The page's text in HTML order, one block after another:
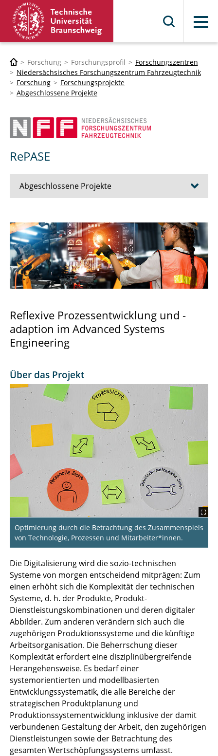
Menü
Forschung Forschungsprofil
Forschungszentren
Niedersächsisches Forschungszentrum Fahrzeugtechnik
Forschung
Forschungsprojekte
Abgeschlossene Projekte
RePASE
Abgeschlossene Projekte
AfiM
ALBUS
Anti-Trash
EIT Urban Mobile Charging
Entwicklung eines Langstrecken-Lkw mit
EAST-CITIES
HTIA Smart Mobility
HVBatCycle
Innovationsverbund autoMoVe
lautlos&einsatzbereit
LCT
LifeCycling²
LISA4CL
NEWBIE
Recycling 4.0
RePASE
Strategiedialog Automobilwirtschaft in
Niedersachsen
SUE
SynCoPark
THEWA
UrbanSmartPark
VanAssist
Reflexive Prozessentwicklung und -
adaption im Advanced Systems
Engineering
Über das Projekt
Optimierung durch die Betrachtung des Zusammenspiels
von Technologie, Prozessen und Mitarbeiter*innen.
Die Digitalisierung wird die sozio-technischen
Systeme von morgen entscheidend mitprägen: Zum
einen erhöht sich die Komplexität der technischen
Systeme, d. h. der Produkte, Produkt-
Dienstleistungskombinationen und deren digitaler
Abbilder. Zum anderen verändern sich auch die
zugehörigen Produktionssysteme und die künftige
Arbeitsorganisation. Die Beherrschung dieser
Komplexität erfordert eine disziplinübergreifende
Herangehensweise. Es bedarf einer
systemorientierten und modellbasierten
Entwicklungssystematik, die alle Bereiche der
strategischen Produktplanung und
Produktionssystementwicklung inklusive der damit
verbundenen Gestaltung der Arbeit, den zugehörigen
Dienstleistungen sowie der Betrachtung des
gesamten Wertschöpfungssystems umfasst.